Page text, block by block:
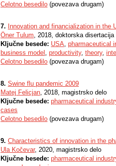
Celotno besedilo (povezava drugam)
7. Innovation and financialization in the
Öner Tulum, 2018, doktorska disertacija
Ključne besede: USA, pharmaceutical
business model , productivity, theory,
Celotno besedilo (povezava drugam)
8. Swine flu pandemic 2009
Matej Felicjan, 2018, magistrsko delo
Ključne besede: pharmaceutical
cases
Celotno besedilo (povezava drugam)
9. Characteristics of innovation in the
Ula Kočevar, 2020, magistrsko delo
Ključne besede: pharmaceutical